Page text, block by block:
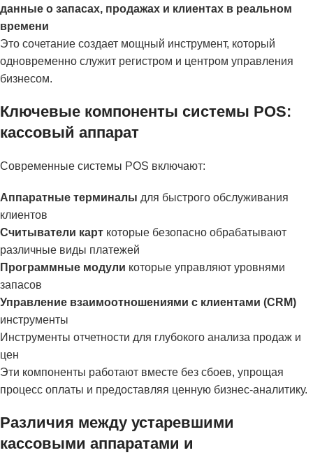
данные о запасах, продажах и клиентах в реальном
времени
Это сочетание создает мощный инструмент, который
одновременно служит регистром и центром управления
бизнесом.
Ключевые компоненты системы POS:
кассовый аппарат
Современные системы POS включают:
Аппаратные терминалы для быстрого обслуживания
клиентов
Считыватели карт которые безопасно обрабатывают
различные виды платежей
Программные модули которые управляют уровнями
запасов
Управление взаимоотношениями с клиентами (CRM)
инструменты
Инструменты отчетности для глубокого анализа продаж и
цен
Эти компоненты работают вместе без сбоев, упрощая
процесс оплаты и предоставляя ценную бизнес-аналитику.
Различия между устаревшими
кассовыми аппаратами и